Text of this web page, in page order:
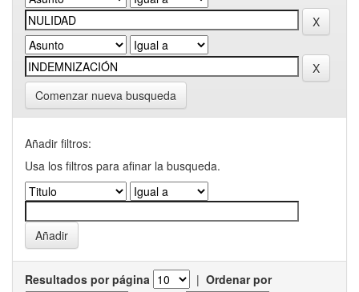
Comenzar nueva busqueda
Añadir filtros:
Usa los filtros para afinar la busqueda.
Resultados por página | Ordenar por